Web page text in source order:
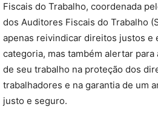
Fiscais do Trabalho, coordenada
dos Auditores Fiscais do Trabalho
apenas reivindicar direitos justos e
categoria, mas também alertar
de seu trabalho na proteção dos
trabalhadores e na garantia de um
justo e seguro.